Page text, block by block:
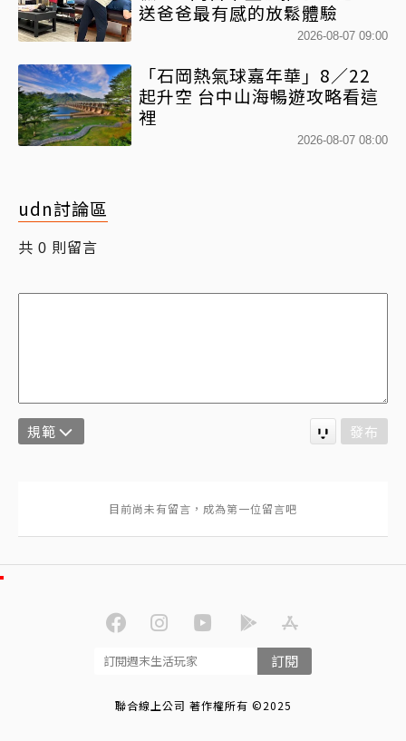
送爸爸最有感的放鬆體驗
2026-08-07 09:00
「石岡熱氣球嘉年華」8／22
起升空 台中山海暢遊攻略看這
裡
2026-08-07 08:00
udn討論區
共 0 則留言
規範 發布
訂閱
聯合線上公司 著作權所有 ©2025